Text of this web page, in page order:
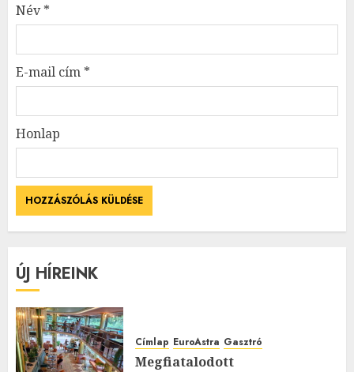
Név*
E-mail cím *
Honlap
ÚJ HÍREINK
Címlap EuroAstra Gasztró
Megfiatalodott